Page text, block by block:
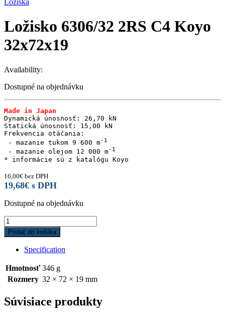
Ložiská
Ložisko 6306/32 2RS C4 Koyo
32x72x19
Availability:
Dostupné na objednávku
Made in Japan
Dynamická únosnosť: 26,70 kN
Statická únosnosť: 15,00 kN
Frekvencia otáčania:
- mazanie tukom 9 600 m
- mazanie olejom 12 000 m
* informácie sú z katalógu Koyo
16,00€ bez DPH
19,68€ s DPH
Dostupné na objednávku
Ložisko
6306/32
2RS
32x72x19
Pridať do košíka
Specification
Hmotnosť 346 g
Rozmery 32 × 72 × 19 mm
Súvisiace produkty